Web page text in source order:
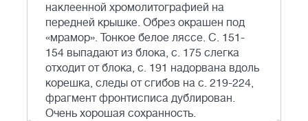
наклеенной хромолитографией на
передней крышке. Обрез окрашен под
«мрамор». Тонкое белое ляссе. С. 151-
154 выпадают из блока, с. 175 слегка
отходит от блока, с. 191 надорвана вдоль
корешка, следы от сгибов на с. 219-224,
фрагмент фронтисписа дублирован.
Очень хорошая сохранность.